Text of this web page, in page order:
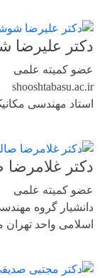
دکتر علیرضا
عضو کمیته علمی
shooshtabasu.ac.ir
استاد مهندسی
دکتر
عضو کمیته علمی
دانشیار گروه
اسلامی واحد